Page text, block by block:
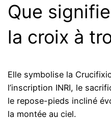
Que
la croix à
Elle symbolise la
l’inscription INRI, le
le repose-pieds incliné
la montée au ciel.